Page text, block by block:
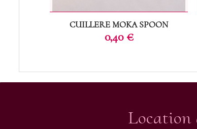
CUILLERE MOKA SPOON
Prix
0,40 €
Location